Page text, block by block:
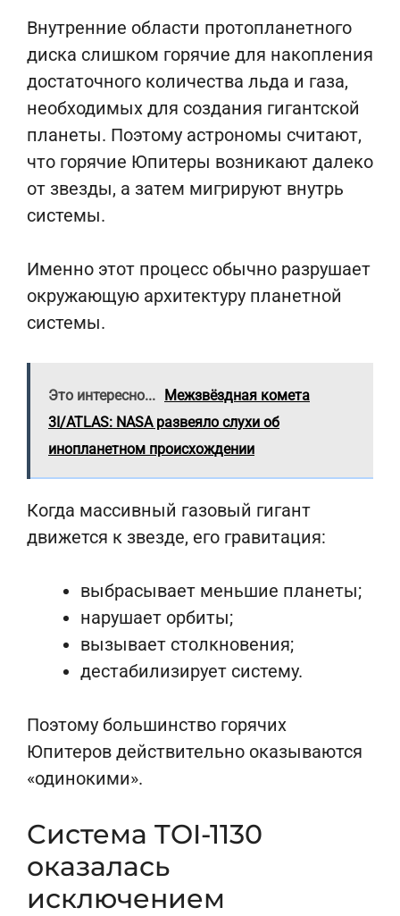
Внутренние области протопланетного
диска слишком горячие для накопления
достаточного количества льда и газа,
необходимых для создания гигантской
планеты. Поэтому астрономы считают,
что горячие Юпитеры возникают далеко
от звезды, а затем мигрируют внутрь
системы.
Именно этот процесс обычно разрушает
окружающую архитектуру планетной
системы.
Это интересно...
Межзвёздная комета
3I/ATLAS: NASA развеяло слухи об
инопланетном происхождении
Когда массивный газовый гигант
движется к звезде, его гравитация:
выбрасывает меньшие планеты;
нарушает орбиты;
вызывает столкновения;
дестабилизирует систему.
Поэтому большинство горячих
Юпитеров действительно оказываются
«одинокими».
Система TOI-1130
оказалась
исключением